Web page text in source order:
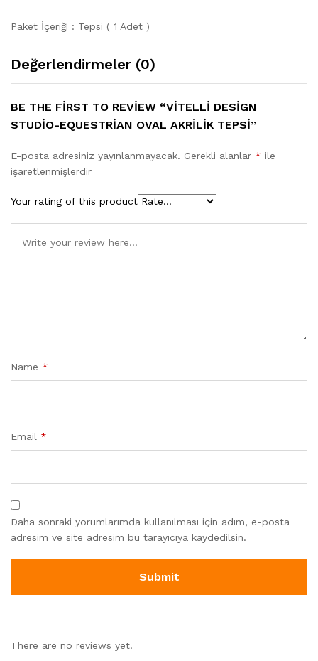
Paket İçeriği : Tepsi ( 1 Adet )
Değerlendirmeler (0)
BE THE FIRST TO REVIEW “VITELLI DESIGN
STUDIO-EQUESTRIAN OVAL AKRILIK TEPSI”
E-posta adresiniz yayınlanmayacak. Gerekli alanlar * ile
işaretlenmişlerdir
Your rating of this product
Name *
Email *
Daha sonraki yorumlarımda kullanılması için adım, e-posta
adresim ve site adresim bu tarayıcıya kaydedilsin.
There are no reviews yet.